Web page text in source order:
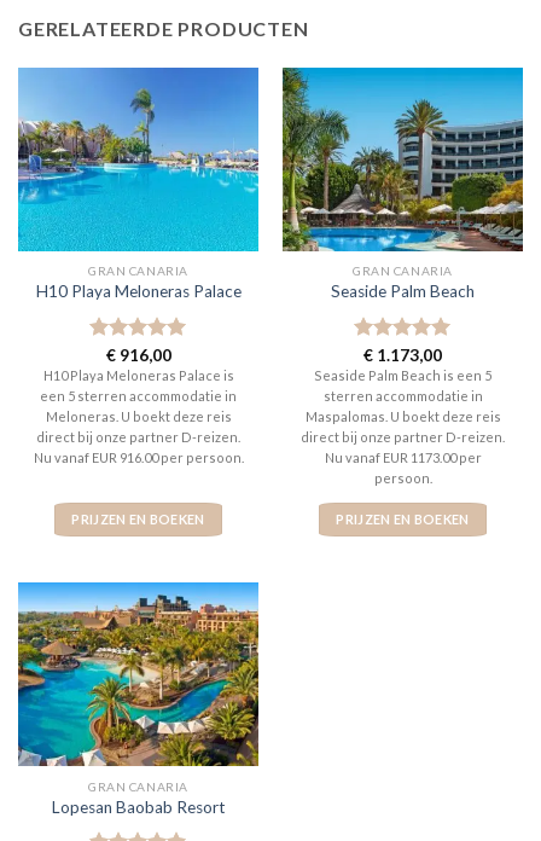
GERELATEERDE PRODUCTEN
GRAN CANARIA
H10 Playa Meloneras Palace
Gewaardeerd
5uit 5
€916,00
H10 Playa Meloneras Palace is
een 5 sterren accommodatie in
Meloneras. U boekt deze reis
direct bij onze partner D-reizen.
Nu vanaf EUR 916.00 per persoon.
PRIJZEN EN BOEKEN
GRAN CANARIA
Seaside Palm Beach
Gewaardeerd
5uit 5
€ 1.173,00
Seaside Palm Beach is een 5
sterren accommodatie in
Maspalomas. U boekt deze reis
direct bij onze partner D-reizen.
Nu vanaf EUR 1173.00 per
persoon.
PRIJZEN EN BOEKEN
GRAN CANARIA
Lopesan Baobab Resort